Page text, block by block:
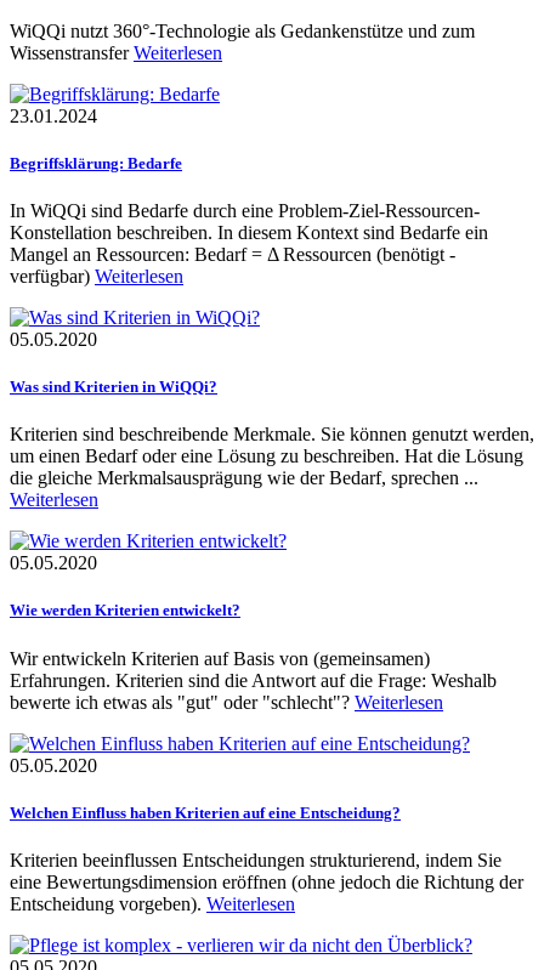
WiQQi nutzt 360°-Technologie als Gedankenstütze und zum
WissenstransferWeiterlesen
23.01.2024
Begriffsklärung: Bedarfe
In WiQQi sind Bedarfe durch eine Problem-Ziel-Ressourcen-
Konstellation beschreiben. In diesem Kontext sind Bedarfe ein
Mangel an Ressourcen: Bedarf = Δ Ressourcen (benötigt -
verfügbar) Weiterlesen
05.05.2020
Was sind Kriterien in WiQQi?
Kriterien sind beschreibende Merkmale. Sie können genutzt werden,
um einen Bedarf oder eine Lösung zu beschreiben. Hat die Lösung
die gleiche Merkmalsausprägung wie der Bedarf, sprechen ...
Weiterlesen
05.05.2020
Wie werden Kriterien entwickelt?
Wir entwickeln Kriterien auf Basis von (gemeinsamen)
Erfahrungen. Kriterien sind die Antwort auf die Frage: Weshalb
bewerte ich etwas als "gut" oder "schlecht"? Weiterlesen
05.05.2020
Welchen Einfluss haben Kriterien auf eine Entscheidung?
Kriterien beeinflussen Entscheidungen strukturierend, indem Sie
eine Bewertungsdimension eröffnen (ohne jedoch die Richtung der
Entscheidung vorgeben). Weiterlesen